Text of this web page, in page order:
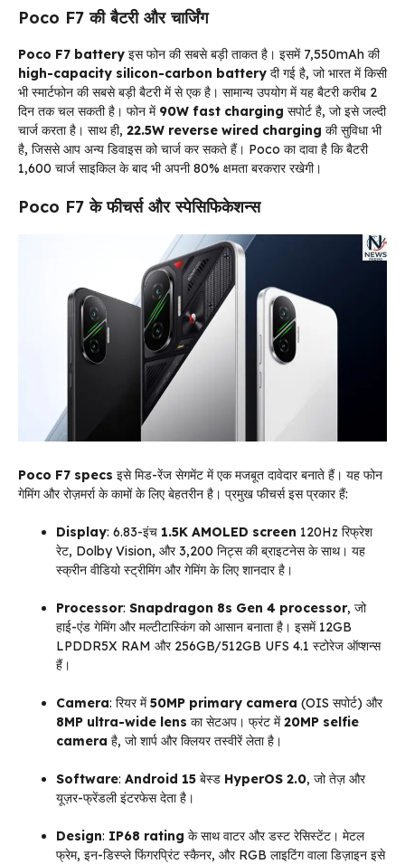
Poco F7 की बैटरी और चार्जिंग
Poco F7 battery इस फोन की सबसे बड़ी ताकत है। इसमें 7,550mAh की
high-capacity silicon-carbon battery दी गई है, जो भारत में किसी
भी स्मार्टफोन की सबसे बड़ी बैटरी में से एक है। सामान्य उपयोग में यह बैटरी करीब 2
दिन तक चल सकती है। फोन में 90W fast charging सपोर्ट है, जो इसे जल्दी
चार्ज करता है। साथ ही, 22.5W reverse wired charging की सुविधा भी
है, जिससे आप अन्य डिवाइस को चार्ज कर सकते हैं। Poco का दावा है कि बैटरी
1,600 चार्ज साइकिल के बाद भी अपनी 80% क्षमता बरकरार रखेगी।
Poco F7 के फीचर्स और स्पेसिफिकेशन्स
Poco F7 specs इसे मिड-रेंज सेगमेंट में एक मजबूत दावेदार बनाते हैं। यह फोन
गेमिंग और रोज़मर्रा के कामों के लिए बेहतरीन है। प्रमुख फीचर्स इस प्रकार हैं:
Display: 6.83-इंच 1.5K AMOLED screen 120Hz रिफ्रेश
रेट, Dolby Vision, और 3,200 निट्स की ब्राइटनेस के साथ। यह
स्क्रीन वीडियो स्ट्रीमिंग और गेमिंग के लिए शानदार है।
Processor: Snapdragon 8s Gen 4 processor, जो
हाई-एंड गेमिंग और मल्टीटास्किंग को आसान बनाता है। इसमें 12GB
LPDDR5X RAM और 256GB/512GB UFS 4.1 स्टोरेज ऑप्शन्स
हैं।
Camera: रियर में50MP primary camera (OIS सपोर्ट) और
8MP ultra-wide lens का सेटअप। फ्रंट में20MP selfie
camera है, जो शार्प और क्लियर तस्वीरें लेता है।
Software: Android 15 बेस्ड HyperOS 2.0, जो तेज़ और
यूज़र-फ्रेंडली इंटरफेस देता है।
Design: IP68 rating के साथ वाटर और डस्ट रेसिस्टेंट। मेटल
फ्रेम, इन-डिस्प्ले फिंगरप्रिंट स्कैनर, और RGB लाइटिंग वाला डिज़ाइन इसे